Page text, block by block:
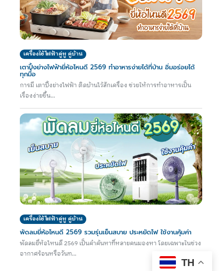
เครื่องใช้ไฟฟ้าคู่หู คู่บ้าน
เตาปิ้งย่างไฟฟ้ายี่ห้อไหนดี 2569 ทำอาหารง่ายได้ที่บ้าน อิ่มอร่อยได้
ทุกมื้อ
การมี เตาปิ้งย่างไฟฟ้า ติดบ้านไว้สักเครื่อง ช่วยให้การทำอาหารเป็น
เรื่องง่ายขึ้น...
เครื่องใช้ไฟฟ้าคู่หู คู่บ้าน
พัดลมยี่ห้อไหนดี 2569 รวมรุ่นเย็นสบาย ประหยัดไฟ ใช้งานคุ้มค่า
พัดลมยี่ห้อไหนดี 2569 เป็นคำค้นหาที่หลายคนมองหา โดยเฉพาะในช่วง
อากาศร้อนหรือวันท...
TH